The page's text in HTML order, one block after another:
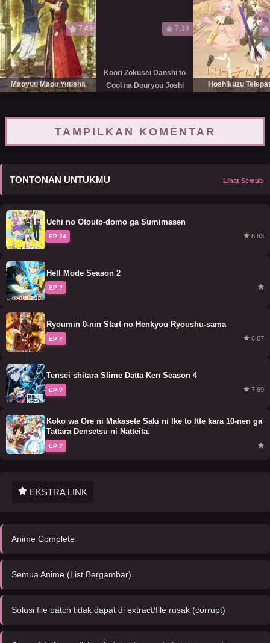
7.43
Maoyuu Maou Yuusha
7.39
Koori Zokusei Danshi to
Cool na Douryou Joshi
Hoshikuzu
TAMPILKAN KOMENTAR
TONTONAN UNTUKMU Lihat Semua
Uchi no Otouto-domo ga Sumimasen
EP 24 6.83
Hell Mode Season 2
EP ?
Ryoumin 0-nin Start no Henkyou Ryoushu-sama
EP ? 6.67
Tensei shitara Slime Datta Ken Season 4
EP ? 7.69
Koko wa Ore ni Makasete Saki ni Ike to Itte kara 10-nen ga
Tattara Densetsu ni Natteita.
EP ?
EKSTRA LINK
Anime Complete
Semua Anime (List Bergambar)
Solusi file batch tidak dapat di extract/file rusak (corrupt)